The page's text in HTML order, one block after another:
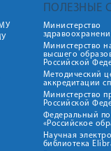
ПОЛЕЗНЫЕ
Министерство
Министерство
высшего
Российской
Методический
аккредитации
Министерство
Российской
Федеральный
«Российское
Научная
библиотека